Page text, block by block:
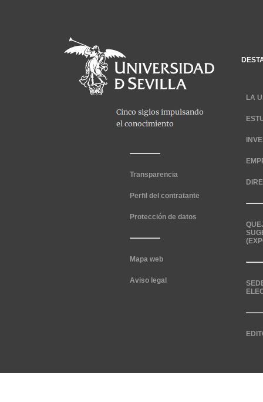
Transparencia
Perfil del contratante
Protección de datos
Mapa web
Aviso legal
LA